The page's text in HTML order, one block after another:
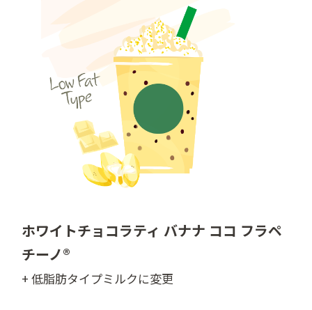
ホワイトチョコラティ バナナ ココ フラペ
チーノ®
+ 低脂肪タイプミルクに変更